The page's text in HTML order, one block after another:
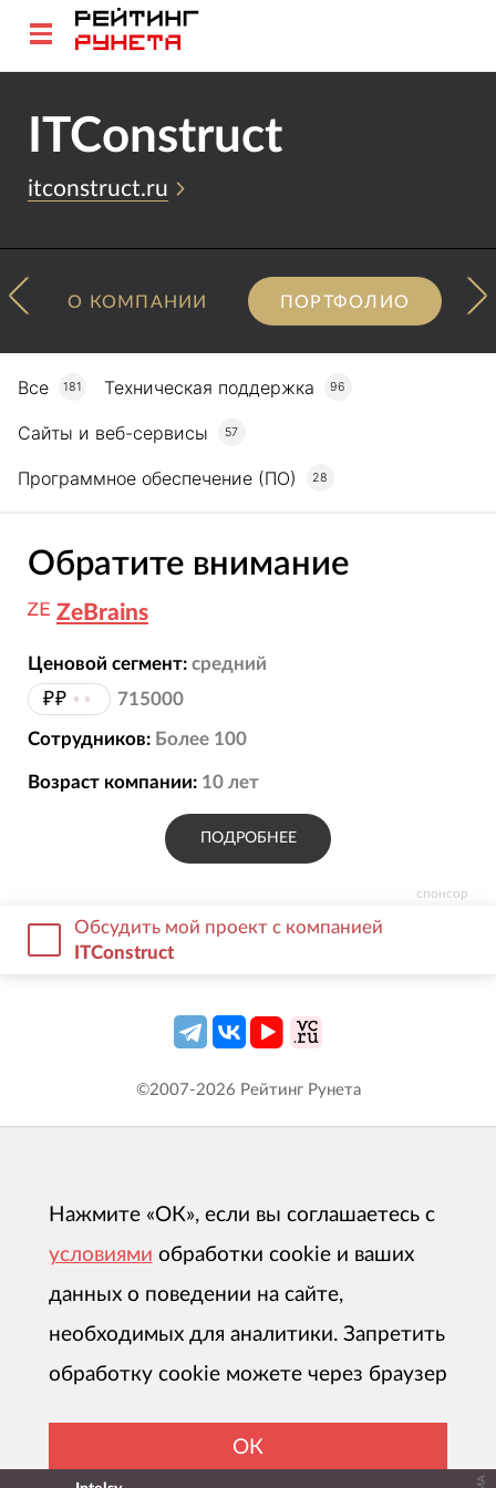
ITConstruct
itconstruct.ru
О КОМПАНИИ ПОРТФОЛИО
Все 181 Техническая поддержка 96
Сайты и веб-сервисы 57
Программное обеспечение (ПО) 28
спонсор
Обратите внимание
ZeBrains
Ценовой сегмент: средний
₽₽ •• 715000
Сотрудников: Более 100
Возраст компании: 10 лет
ПОДРОБНЕЕ
Обсудить мой проект с компанией
ITConstruct
©2007-2026 Рейтинг Рунета
Нажмите «ОК», если вы соглашаетесь с
условиями обработки cookie и ваших
данных о поведении на сайте,
необходимых для аналитики. Запретить
обработку cookie можете через браузер
ОК